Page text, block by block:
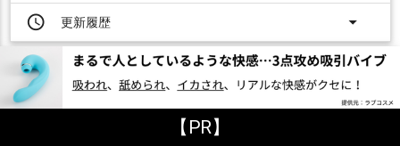
access_time
更新履歴 arrow_drop_down
おすすめエロサイト
【PR】